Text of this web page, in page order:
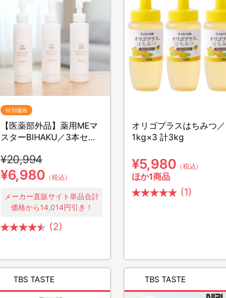
特別価格
【医薬部外品】薬用MEマ
スターBIHAKU／3本セッ
¥20,994
¥6,980 （税込）
メーカー直販サイト単品合計
価格から14,014円引き！
(2)
オリゴプラスはちみつ／
1kg×3 計3kg
¥5,980 （税込）
ほか1商品
(1)
TBS TASTE TBS TASTE